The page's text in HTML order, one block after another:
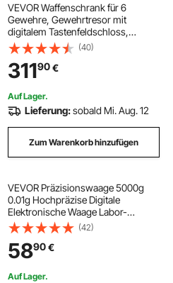
VEVOR Waffenschrank für 6
Gewehre, Gewehrtresor mit
digitalem Tastenfeldschloss,
Waffenaufbewahrungsschrank mit
eingebautem Aufbewahrungsfach,
herausnehmbarem
Aufbewahrungsregal
(40)
31190€
Auf Lager.
Lieferung:sobald Mi. Aug. 12
Zum Warenkorb hinzufügen
VEVOR Präzisionswaage 5000g
0.01g Hochpräzise Digitale
Elektronische Waage Labor-
Analysewaagen Laborwaage
Schulwaage Schmuckwaage
Feinwaage digital Milligramm
Waage Digitalwaage
Kalibriergewicht
(42)
5890€
Auf Lager.